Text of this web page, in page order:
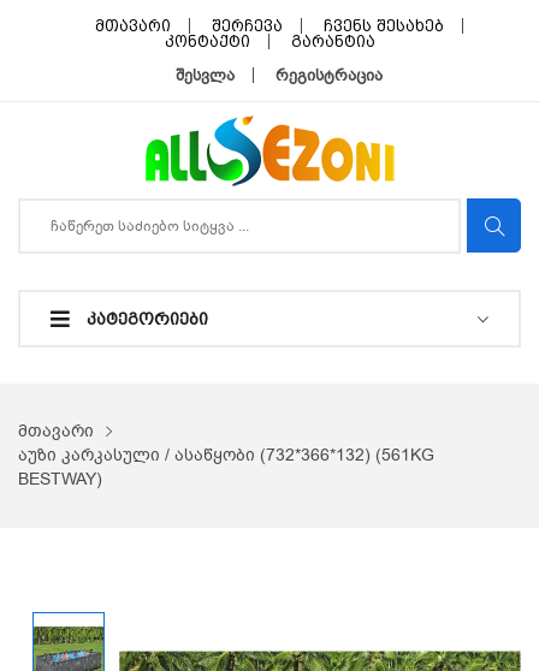
მთავარი შერჩევა
ჩვენს შესახებ
კონტაქტი
გარანტია
შესვლა რეგისტრაცია
ᲙᲐᲢᲔᲒᲝᲠᲘᲔᲑᲘ
მთავარი
აუზი კარკასული / ასაწყობი (732*366*132) (561KG
BESTWAY)